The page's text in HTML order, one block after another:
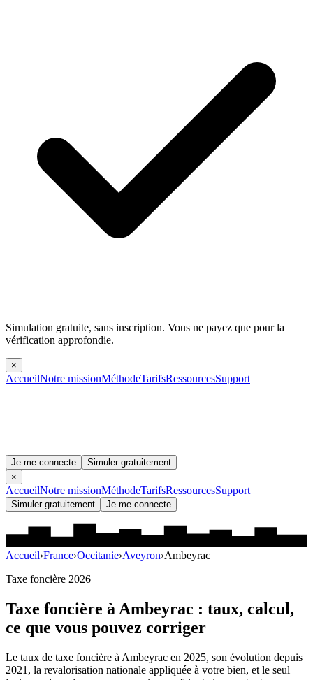
Simulation gratuite, sans inscription. Vous ne payez que pour la
vérification approfondie.
×
AccueilNotre missionMéthodeTarifsRessourcesSupport
Je me connecte
Simuler gratuitement
×
AccueilNotre missionMéthodeTarifsRessourcesSupport
Simuler gratuitement Je me connecte
Accueil›France›Occitanie›Aveyron›Ambeyrac
Taxe foncière 2026
Taxe foncière àAmbeyrac : taux, calcul,
ce que vous pouvez corriger
Le taux de taxe foncière à Ambeyrac en 2025, son évolution depuis
2021, la revalorisation nationale appliquée à votre bien, et le seul